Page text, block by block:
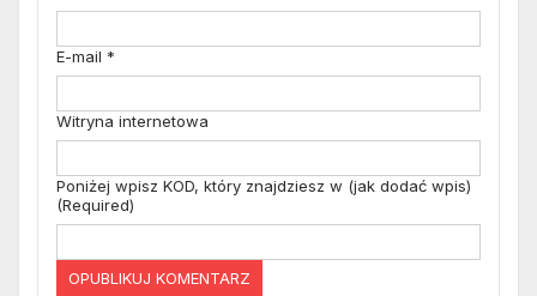
E-mail *
Witryna internetowa
Poniżej wpisz KOD, który znajdziesz w (jak dodać wpis)
(Required)